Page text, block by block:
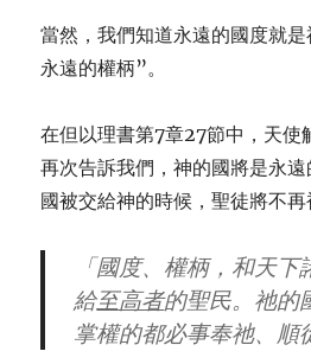
當然，我們知道永遠的國度就
永遠的權柄”。
在但以理書第7章27節中，天使
再次告訴我們，神的國將是永
國被交給神的時候，聖徒將不再
「國度、權柄，和天
給至高者的聖民。 祂的
掌權的都必事奉祂、順